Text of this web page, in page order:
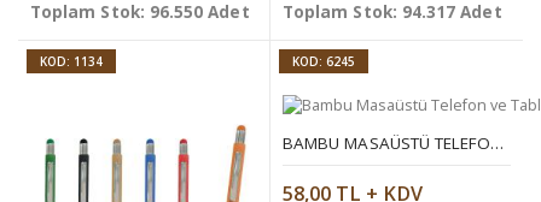
Toplam Stok: 96.550 Adet Toplam Stok: 94.317 Adet
KOD: 1134 KOD: 6245
BAMBU MASAÜSTÜ TELEFON VE TABLET STANDI
58,00 TL + KDV